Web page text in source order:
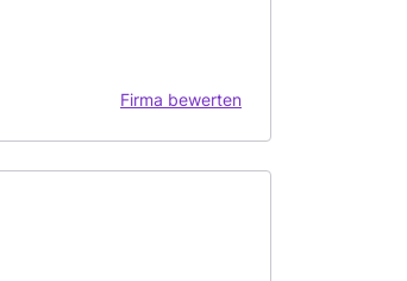
Firma bewerten